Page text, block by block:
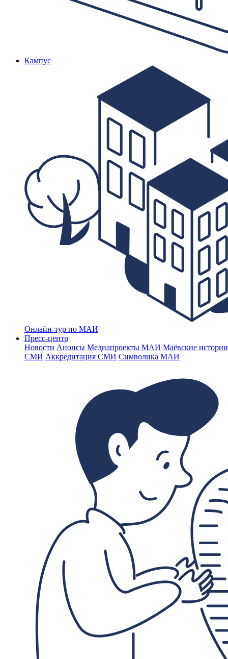
Кампус
Онлайн-тур по МАИ
Пресс-центр
Новости Анонсы Медиапроекты МАИ Маёвские
СМИ Аккредитация СМИ Символика МАИ